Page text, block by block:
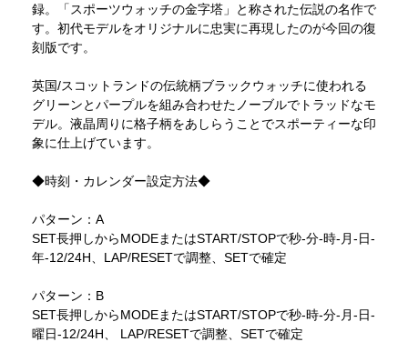
録。「スポーツウォッチの金字塔」と称された伝説の名作で
す。初代モデルをオリジナルに忠実に再現したのが今回の復
刻版です。
英国/スコットランドの伝統柄ブラックウォッチに使われる
グリーンとパープルを組み合わせたノーブルでトラッドなモ
デル。液晶周りに格子柄をあしらうことでスポーティーな印
象に仕上げています。
◆時刻・カレンダー設定方法◆
パターン：A
SET長押しからMODEまたはSTART/STOPで秒-分-時-月-日-
年-12/24H、LAP/RESETで調整、SETで確定
パターン：B
SET長押しからMODEまたはSTART/STOPで秒-時-分-月-日-
曜日-12/24H、 LAP/RESETで調整、SETで確定